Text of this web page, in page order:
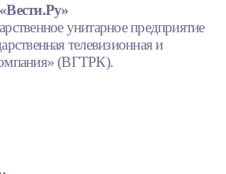
унитарное предприятие
телевизионная и
(ВГТРК).